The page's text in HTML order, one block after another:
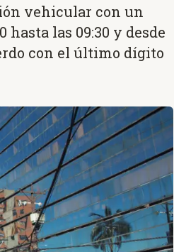
vehicular con un
las 09:30 y desde
con el último dígito